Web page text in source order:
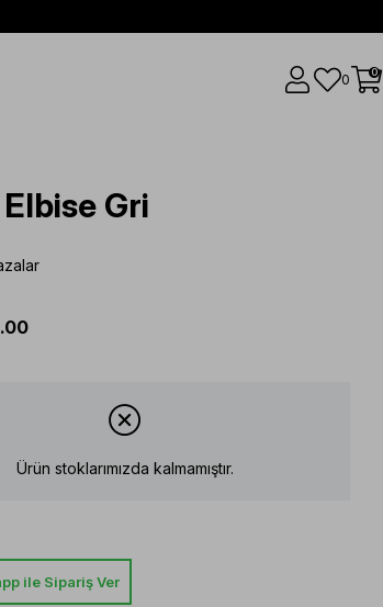
0 0
Gri
Ürün stoklarımızda kalmamıştır.
ile Sipariş Ver